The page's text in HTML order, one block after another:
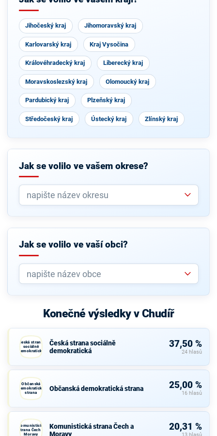
Jihočeský kraj Jihomoravský kraj
Karlovarský kraj Kraj Vysočina
Královéhradecký kraj Liberecký kraj
Moravskoslezský kraj Olomoucký kraj
Pardubický kraj Plzeňský kraj
Středočeský kraj Ústecký kraj Zlínský kraj
Jak se volilo ve vašem okrese?
Jak se volilo ve vaší obci?
Konečné výsledky v Chudíř
Česká strana
sociálně
demokratická
Česká strana sociálně
demokratická
37,50 %
24 hlasů
Občanská
demokratická
strana
Občanská demokratická strana 25,00 %
16 hlasů
Komunistická
strana Čech a
Moravy
Komunistická strana Čech a
Moravy
20,31 %